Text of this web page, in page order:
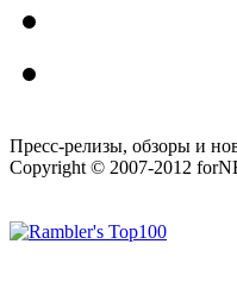
Пресс-релизы, обзоры и
Copyright © 2007-2012